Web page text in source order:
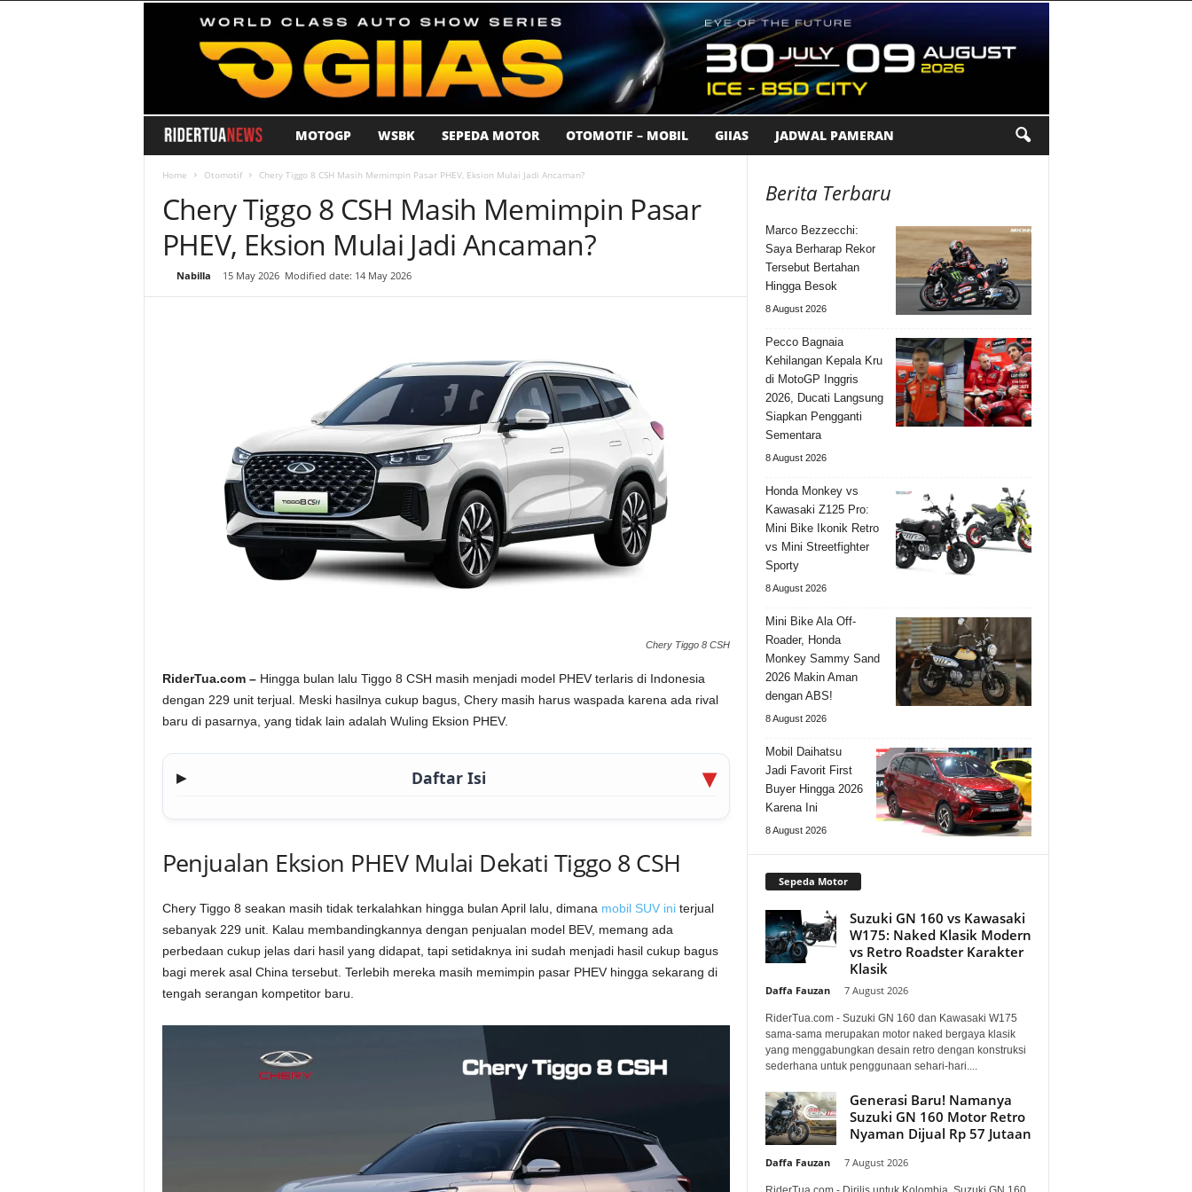
i
d
e
.
c
o
MOTOGP WSBK SEPEDA MOTOR OTOMOTIF – MOBIL GIIAS JADWAL PAMERAN
Home Otomotif Chery Tiggo 8 CSH Masih Memimpin Pasar PHEV, Eksion Mulai Jadi Ancaman?
Chery Tiggo 8 CSH Masih Memimpin Pasar
PHEV, Eksion Mulai Jadi Ancaman?
Nabilla 15 May 2026 Modified date: 14 May 2026
Chery Tiggo 8 CSH
RiderTua.com –Hingga bulan lalu Tiggo 8 CSH masih menjadi model PHEV terlaris di Indonesia
dengan 229 unit terjual. Meski hasilnya cukup bagus, Chery masih harus waspada karena ada rival
baru di pasarnya, yang tidak lain adalah Wuling Eksion PHEV.
▶ Daftar Isi
Penjualan Eksion PHEV Mulai Dekati Tiggo 8 CSH
Chery Tiggo 8 seakan masih tidak terkalahkan hingga bulan April lalu, dimana mobil SUV initerjual
sebanyak 229 unit. Kalau membandingkannya dengan penjualan model BEV, memang ada
perbedaan cukup jelas dari hasil yang didapat, tapi setidaknya ini sudah menjadi hasil cukup bagus
bagi merek asal China tersebut. Terlebih mereka masih memimpin pasar PHEV hingga sekarang di
tengah serangan kompetitor baru.
Berita Terbaru
Marco Bezzecchi:
Saya Berharap Rekor
Tersebut Bertahan
Hingga Besok
8 August 2026
Pecco Bagnaia
Kehilangan Kepala Kru
di MotoGP Inggris
2026, Ducati Langsung
Siapkan Pengganti
Sementara
8 August 2026
Honda Monkey vs
Kawasaki Z125 Pro:
Mini Bike Ikonik Retro
vs Mini Streetfighter
Sporty
8 August 2026
Mini Bike Ala Off-
Roader, Honda
Monkey Sammy Sand
2026 Makin Aman
dengan ABS!
8 August 2026
Mobil Daihatsu
Jadi Favorit First
Buyer Hingga 2026
Karena Ini
8 August 2026
Sepeda Motor
Suzuki GN 160 vs Kawasaki
W175: Naked Klasik Modern
vs Retro Roadster Karakter
Klasik
Daffa Fauzan 7 August 2026
RiderTua.com - Suzuki GN 160 dan Kawasaki W175
sama-sama merupakan motor naked bergaya klasik
yang menggabungkan desain retro dengan konstruksi
sederhana untuk penggunaan sehari-hari....
Generasi Baru! Namanya
Suzuki GN 160 Motor Retro
Nyaman Dijual Rp 57 Jutaan
Daffa Fauzan 7 August 2026